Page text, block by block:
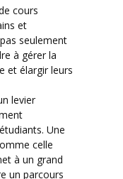
cours
et
seulement
à gérer la
et élargir leurs
levier
Une
celle
à un grand
un parcours